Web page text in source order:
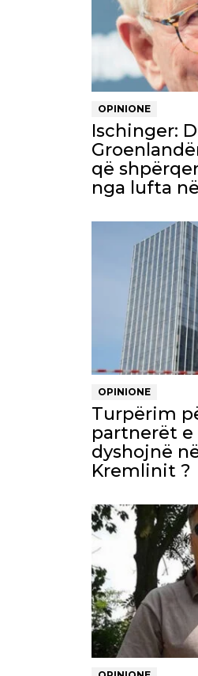
OPINIONE
Ischinger:
që
nga lufta
OPINIONE
Turpërim
partnerët e
dyshojnë
Kremlinit ?